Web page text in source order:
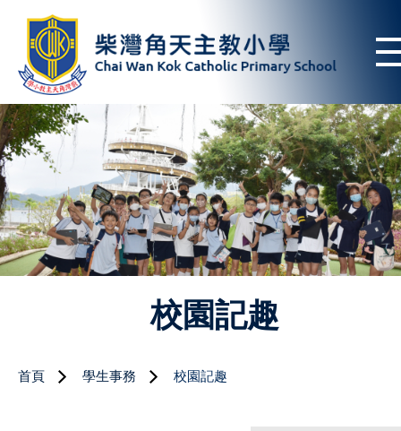
校園記趣
首頁 學生事務 校園記趣